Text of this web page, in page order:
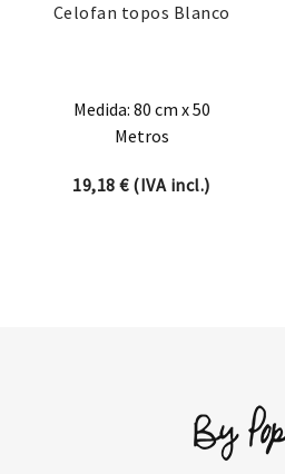
Celofan topos Blanco
Medida: 80 cm x 50
Metros
19,18€(IVA incl.)